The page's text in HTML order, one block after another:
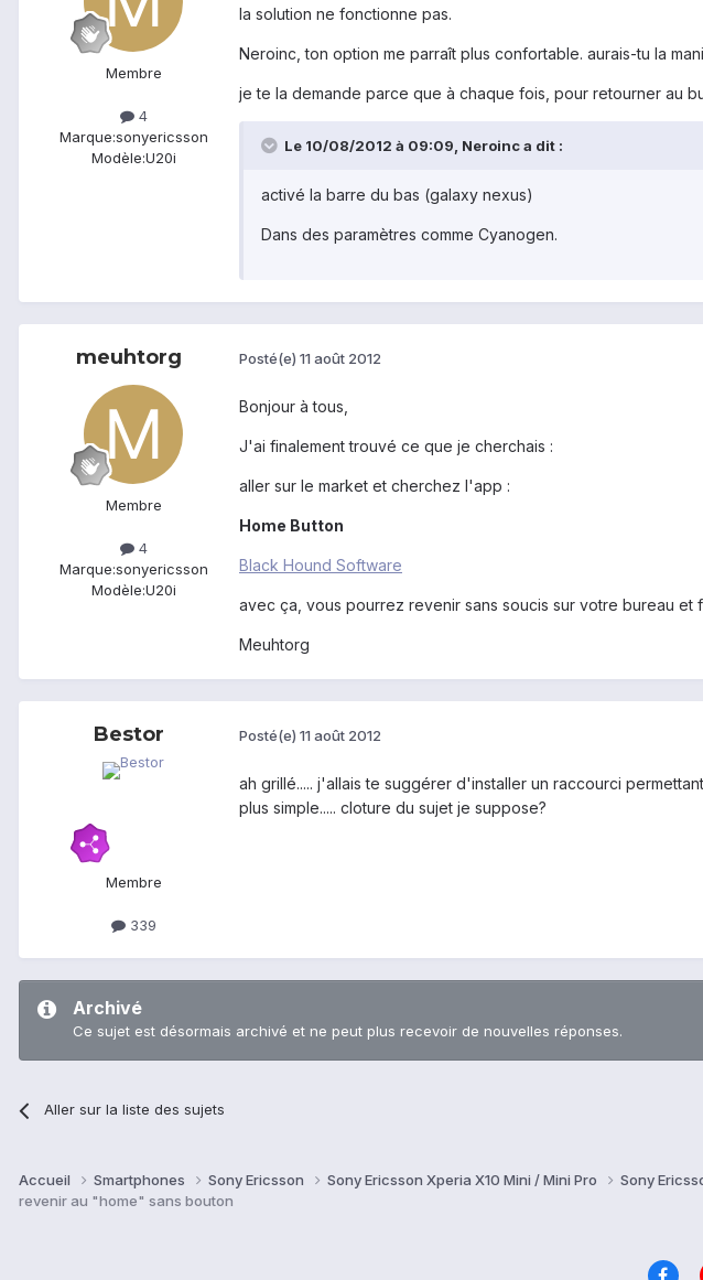
Membre
4
Marque:sonyericsson
Modèle:U20i
la solution ne fonctionne pas.
Neroinc, ton option me parraît plus confortable. aurais-tu la
je te la demande parce que à chaque fois, pour retourner au
Le 10/08/2012 à 09:09, Neroinc a dit :
activé la barre du bas (galaxy nexus)
Dans des paramètres comme Cyanogen.
meuhtorg
Membre
4
Marque:sonyericsson
Modèle:U20i
Posté(e) 11 août 2012
Bonjour à tous,
J'ai finalement trouvé ce que je cherchais :
aller sur le market et cherchez l'app :
Home Button
Black Hound Software
avec ça, vous pourrez revenir sans soucis sur votre bureau et
Meuhtorg
Bestor
Membre
339
Posté(e) 11 août 2012
ah grillé..... j'allais te suggérer d'installer un raccourci
plus simple..... cloture du sujet je suppose?
Archivé
Ce sujet est désormais archivé et ne peut plus recevoir de nouvelles réponses.
Aller sur la liste des sujets
Accueil Smartphones Sony Ericsson Sony Ericsson Xperia X10 Mini / Mini Pro
Sony
revenir au "home" sans bouton